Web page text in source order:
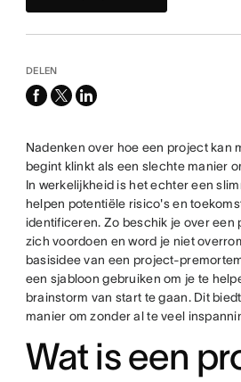
DELEN
facebook
x-
linkedin
Nadenken over hoe een project kan
begint klinkt als een slechte manier
In werkelijkheid is het echter een
helpen potentiële risico's en
identificeren. Zo beschik je over een
zich voordoen en word je niet
basisidee van een project-
een sjabloon gebruiken om je te
brainstorm van start te gaan. Dit
manier om zonder al te veel
Wat is een